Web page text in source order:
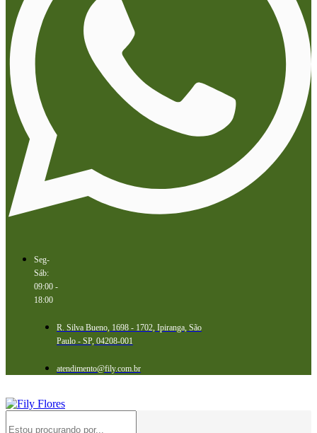
Seg-
Sáb:
09:00 -
18:00
R. Silva Bueno, 1698 - 1702, Ipiranga, São
Paulo - SP, 04208-001
atendimento@fily.com.br